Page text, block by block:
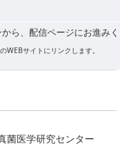
ら、配信ページにお進み
WEBサイトにリンクします。
菌医学研究センター